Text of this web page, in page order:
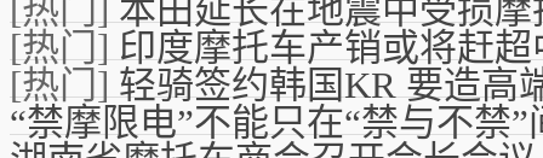
[热门]本田延长在地震中受损
[热门]印度摩托车产销或将赶超
[热门]轻骑签约韩国KR 要造高
“禁摩限电”不能只在“禁与不禁”